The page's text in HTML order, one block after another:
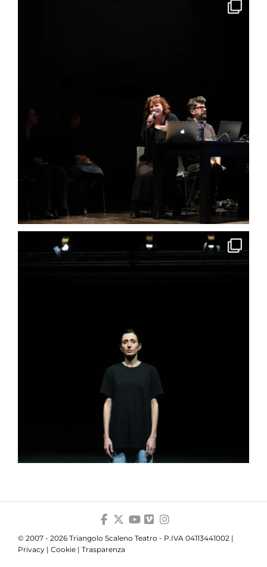
© 2007 - 2026 Triangolo Scaleno Teatro - P.IVA 04113441002 |
Privacy | Cookie | Trasparenza